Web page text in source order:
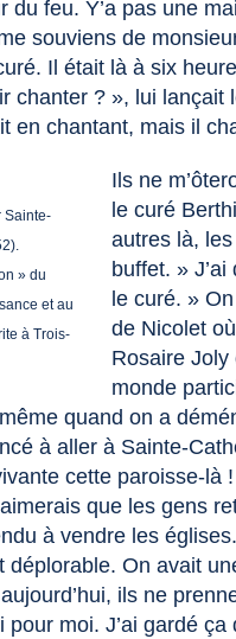
du feu. Y’a pas une
souviens de
Il était là à six
chanter ? », lui
en chantant, mais il
Sainte-
» du
et au
à Trois-
Ils ne
le curé
autres là,
buffet. »
le curé. »
de Nicolet
Rosaire Joly
monde
quand on a
à aller à Sainte-
cette paroisse-
que les gens
à vendre les
déplorable. On avait
ils ne
pour moi. J’ai gardé